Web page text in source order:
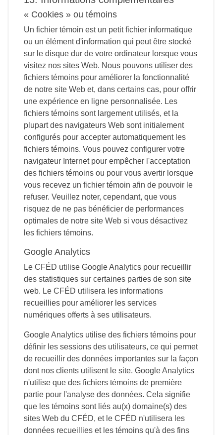
« Cookies » ou témoins
Un fichier témoin est un petit fichier informatique
ou un élément d'information qui peut être stocké
sur le disque dur de votre ordinateur lorsque vous
visitez nos sites Web. Nous pouvons utiliser des
fichiers témoins pour améliorer la fonctionnalité
de notre site Web et, dans certains cas, pour offrir
une expérience en ligne personnalisée. Les
fichiers témoins sont largement utilisés, et la
plupart des navigateurs Web sont initialement
configurés pour accepter automatiquement les
fichiers témoins. Vous pouvez configurer votre
navigateur Internet pour empêcher l'acceptation
des fichiers témoins ou pour vous avertir lorsque
vous recevez un fichier témoin afin de pouvoir le
refuser. Veuillez noter, cependant, que vous
risquez de ne pas bénéficier de performances
optimales de notre site Web si vous désactivez
les fichiers témoins.
Google Analytics
Le CFÉD utilise Google Analytics pour recueillir
des statistiques sur certaines parties de son site
web. Le CFÉD utilisera les informations
recueillies pour améliorer les services
numériques offerts à ses utilisateurs.
Google Analytics utilise des fichiers témoins pour
définir les sessions des utilisateurs, ce qui permet
de recueillir des données importantes sur la façon
dont nos clients utilisent le site. Google Analytics
n'utilise que des fichiers témoins de première
partie pour l'analyse des données. Cela signifie
que les témoins sont liés au(x) domaine(s) des
sites Web du CFÉD, et le CFÉD n'utilisera les
données recueillies et les témoins qu'à des fins